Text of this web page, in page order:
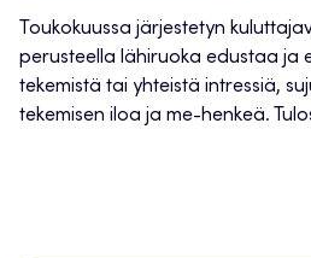
Toukokuussa järjestetyn
perusteella lähiruoka edustaa ja
tekemistä tai yhteistä intressiä,
tekemisen iloa ja me-henkeä.